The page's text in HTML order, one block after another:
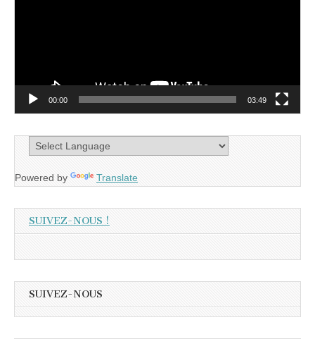
00:00 03:49
Powered by Translate
SUIVEZ-NOUS !
SUIVEZ-NOUS